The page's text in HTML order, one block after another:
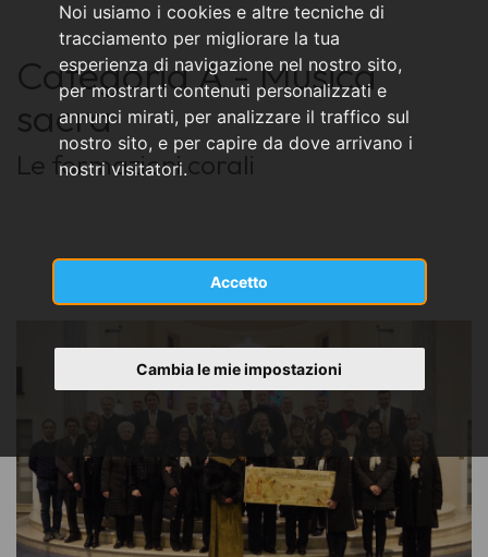
Noi usiamo i cookies e altre tecniche di
tracciamento per migliorare la tua
esperienza di navigazione nel nostro sito,
per mostrarti contenuti personalizzati e
annunci mirati, per analizzare il traffico sul
nostro sito, e per capire da dove arrivano i
nostri visitatori.
Accetto
Cambia le mie impostazioni
Categoria A - Musica
sacra
Le formazioni corali